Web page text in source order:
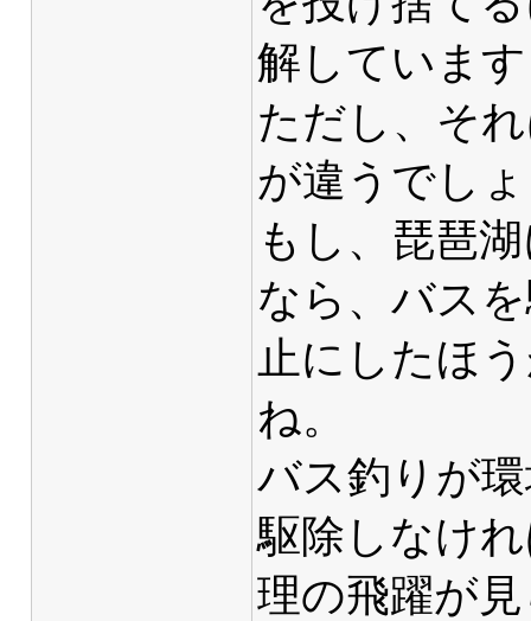
解していま
ただし、そ
が違うでし
もし、琵琶
なら、バス
止にしたほ
ね。
バス釣りが
駆除しなけ
理の飛躍が